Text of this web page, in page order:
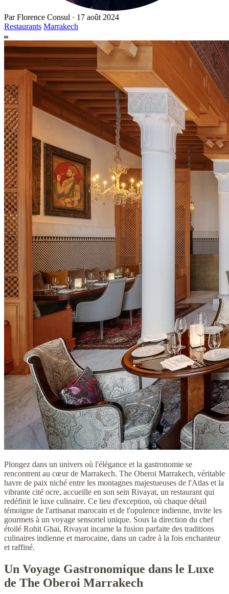
ParFlorence Consul · 17 août 2024
Restaurants Marrakech
Plongez dans un univers où l'élégance et la gastronomie se
rencontrent au cœur de Marrakech. The Oberoi Marrakech, véritable
havre de paix niché entre les montagnes majestueuses de l'Atlas et la
vibrante cité ocre, accueille en son sein Rivayat, un restaurant qui
redéfinit le luxe culinaire. Ce lieu d'exception, où chaque détail
témoigne de l'artisanat marocain et de l'opulence indienne, invite les
gourmets à un voyage sensoriel unique. Sous la direction du chef
étoilé Rohit Ghai, Rivayat incarne la fusion parfaite des traditions
culinaires indienne et marocaine, dans un cadre à la fois enchanteur
et raffiné.
Un Voyage Gastronomique dans le Luxe
de The Oberoi Marrakech